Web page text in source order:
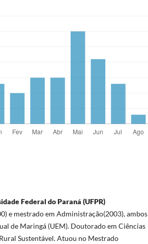
Federal do Paraná (UFPR)
e mestrado em Administração(2003), ambos
de Maringá (UEM). Doutorado em Ciências
Sustentável. Atuou no Mestrado